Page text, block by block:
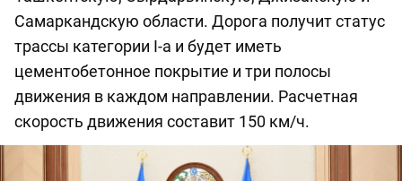
Самаркандскую области. Дорога получит статус
трассы категории I-а и будет иметь
цементобетонное покрытие и три полосы
движения в каждом направлении. Расчетная
скорость движения составит 150 км/ч.